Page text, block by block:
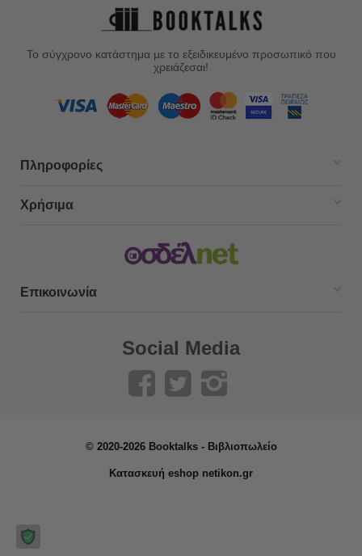
Το σύγχρονο κατάστημα με το εξειδικευμένο προσωπικό που
χρειάζεσαι!
Πληροφορίες
Χρήσιμα
Επικοινωνία
Social Media
© 2020-2026 Booktalks - Βιβλιοπωλείο
Κατασκευή eshop netikon.gr